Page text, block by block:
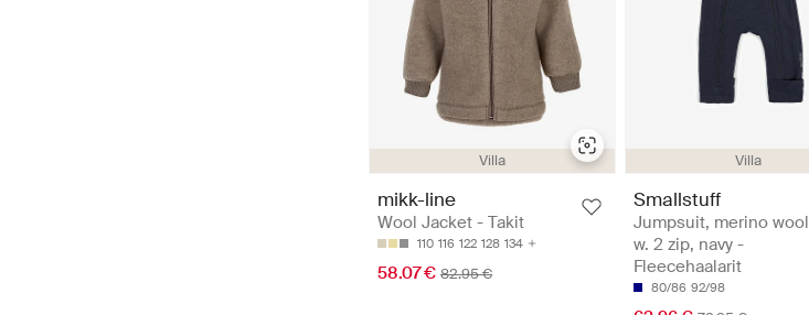
Villa
mikk-line
Wool Jacket - Takit
110 116 122 128 134
58.07 € 82.95 €
Villa
Smallstuff
Jumpsuit, merino wool
w. 2 zip, navy -
Fleecehaalarit
80/86 92/98